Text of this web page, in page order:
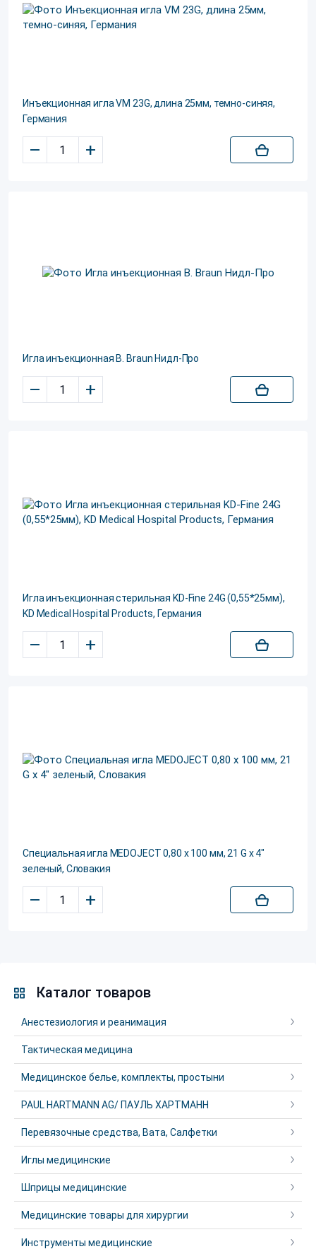
Инъекционная игла VM 23G, длина 25мм, темно-синяя,
Германия
– +
Игла инъекционная B. Braun Нидл-Про
– +
Игла инъекционная стерильная KD-Fine 24G (0,55*25мм),
KD Medical Hospital Products, Германия
– +
Специальная игла MEDOJECT 0,80 х 100 мм, 21 G x 4"
зеленый, Словакия
– +
Каталог товаров
Анестезиология и реанимация
Тактическая медицина
Медицинское белье, комплекты, простыни
PAUL HARTMANN AG/ ПАУЛЬ ХАРТМАНН
Перевязочные средства, Вата, Салфетки
Иглы медицинские
Шприцы медицинские
Медицинские товары для хирургии
Инструменты медицинские